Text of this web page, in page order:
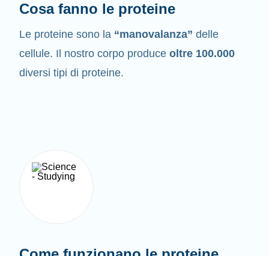
Cosa fanno le proteine
Le proteine sono la “manovalanza” delle
cellule. Il nostro corpo produce oltre 100.000
diversi tipi di proteine.